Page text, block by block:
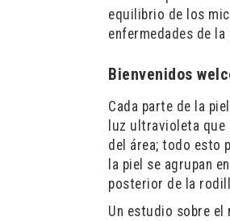
equilibrio de los
enfermedades de
Bienvenidos
Cada parte de la
luz ultravioleta que
del área; todo esto
la piel se agrupan
posterior de la
Un estudio sobre el